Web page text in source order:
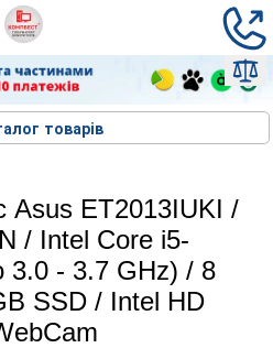
товарів
Asus ET2013IUKI /
/ Intel Core i5-
3.0 - 3.7 GHz) / 8
SSD / Intel HD